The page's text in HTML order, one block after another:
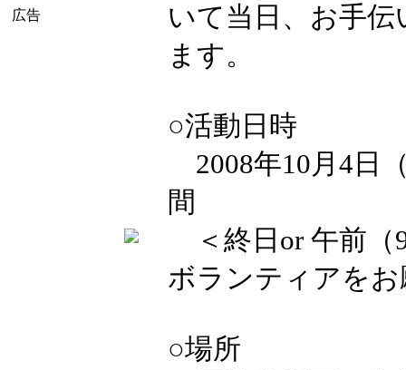
広告
いて当日、お手
ます。
○活動日時
2008年10月4日
間
＜終日or 午前（
ボランティアを
○場所